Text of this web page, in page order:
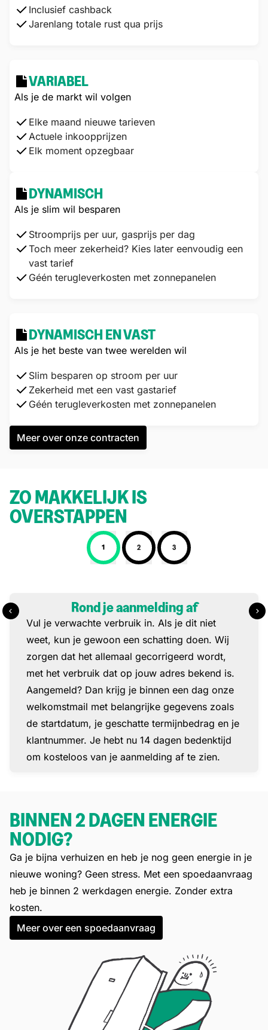
Inclusief cashback
Jarenlang totale rust qua prijs
VARIABEL
Als je de markt wil volgen
Elke maand nieuwe tarieven
Actuele inkoopprijzen
Elk moment opzegbaar
DYNAMISCH
Als je slim wil besparen
Stroomprijs per uur, gasprijs per dag
Toch meer zekerheid? Kies later eenvoudig een
vast tarief
Géén terugleverkosten met zonnepanelen
DYNAMISCH EN VAST
Als je het beste van twee werelden wil
Slim besparen op stroom per uur
Zekerheid met een vast gastarief
Géén terugleverkosten met zonnepanelen
Meer over onze contracten
ZO MAKKELIJK IS
OVERSTAPPEN
1 2 3
Stap 1: Rond je aanmelding af
Rond je aanmelding af
Vul je verwachte verbruik in. Als je dit niet
weet, kun je gewoon een schatting doen. Wij
zorgen dat het allemaal gecorrigeerd wordt,
met het verbruik dat op jouw adres bekend is.
Aangemeld? Dan krijg je binnen een dag onze
welkomstmail met belangrijke gegevens zoals
de startdatum, je geschatte termijnbedrag en je
klantnummer. Je hebt nu 14 dagen bedenktijd
om kosteloos van je aanmelding af te zien.
BINNEN 2 DAGEN ENERGIE
NODIG?
Ga je bijna verhuizen en heb je nog geen energie in je
nieuwe woning? Geen stress. Met een spoedaanvraag
heb je binnen 2 werkdagen energie. Zonder extra
kosten.
Meer over een spoedaanvraag